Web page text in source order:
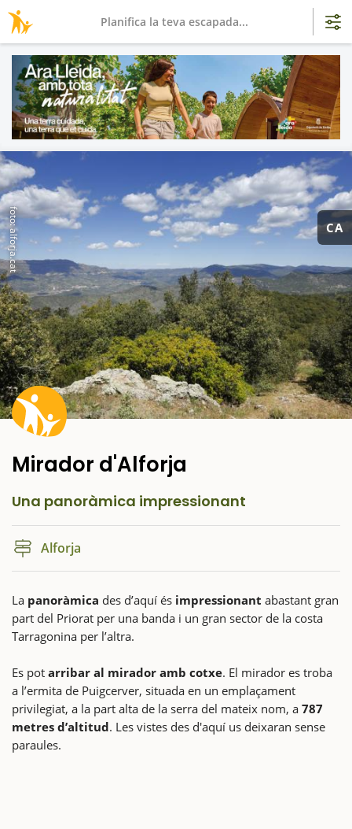
CA
Mirador d'Alforja
foto: alforja.cat
Una panoràmica impressionant
Alforja
La panoràmica des d’aquí és impressionant abastant gran
part del Priorat per una banda i un gran sector de la costa
Tarragonina per l’altra.
Es pot arribar al mirador amb cotxe. El mirador es troba
a l’ermita de Puigcerver, situada en un emplaçament
privilegiat, a la part alta de la serra del mateix nom, a 787
metres d’altitud. Les vistes des d'aquí us deixaran sense
paraules.
Planifica la teva escapada...